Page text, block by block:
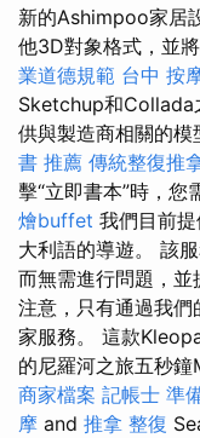
新的Ashimpoo家居
他3D對象格式，並
業道德規範 台中 按
Sketchup和Collada
供與製造商相關的模
書 推薦 傳統整復推
擊“立即書本”時，您
燴buffet 我們目前
大利語的導遊。 該
而無需進行問題，
注意，只有通過我
家服務。 這款
的尼羅河之旅五秒
商家檔案 記帳士 準
摩 and 推拿 整復